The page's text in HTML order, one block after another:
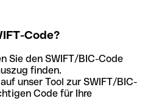
Code?
Sie den SWIFT/BIC-Code
finden.
unser Tool zur SWIFT/BIC-
Code für Ihre